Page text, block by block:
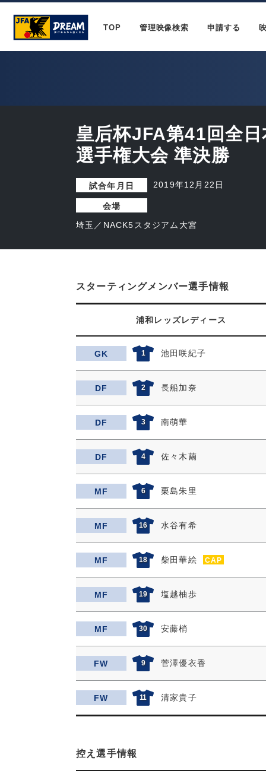
TOP 管理映像検索 申請する
皇后杯JFA第41回全
選手権大会 準決勝
試合年月日 2019年12月22日
会場
埼玉／NACK5スタジアム大宮
スターティングメンバー選手情報
浦和レッズレディース
GK 1 池田咲紀子
DF 2 長船加奈
DF 3 南萌華
DF 4 佐々木繭
MF 6 栗島朱里
MF 16 水谷有希
MF 18 柴田華絵 CAP
MF 19 塩越柚歩
MF 30 安藤梢
FW 9 菅澤優衣香
FW 11 清家貴子
控え選手情報